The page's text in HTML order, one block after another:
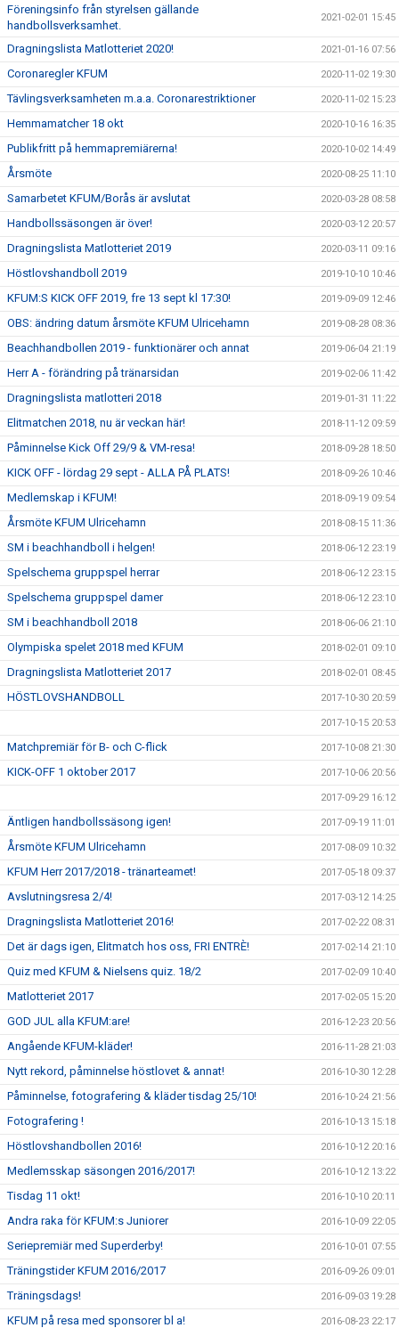
Föreningsinfo från styrelsen gällande
handbollsverksamhet.
2021-02-01 15:45
Dragningslista Matlotteriet 2020! 2021-01-16 07:56
Coronaregler KFUM 2020-11-02 19:30
Tävlingsverksamheten m.a.a. Coronarestriktioner 2020-11-02 15:23
Hemmamatcher 18 okt 2020-10-16 16:35
Publikfritt på hemmapremiärerna! 2020-10-02 14:49
Årsmöte 2020-08-25 11:10
Samarbetet KFUM/Borås är avslutat 2020-03-28 08:58
Handbollssäsongen är över! 2020-03-12 20:57
Dragningslista Matlotteriet 2019 2020-03-11 09:16
Höstlovshandboll 2019 2019-10-10 10:46
KFUM:S KICK OFF 2019, fre 13 sept kl 17:30! 2019-09-09 12:46
OBS: ändring datum årsmöte KFUM Ulricehamn 2019-08-28 08:36
Beachhandbollen 2019 - funktionärer och annat 2019-06-04 21:19
Herr A - förändring på tränarsidan 2019-02-06 11:42
Dragningslista matlotteri 2018 2019-01-31 11:22
Elitmatchen 2018, nu är veckan här! 2018-11-12 09:59
Påminnelse Kick Off 29/9 & VM-resa! 2018-09-28 18:50
KICK OFF - lördag 29 sept - ALLA PÅ PLATS! 2018-09-26 10:46
Medlemskap i KFUM! 2018-09-19 09:54
Årsmöte KFUM Ulricehamn 2018-08-15 11:36
SM i beachhandboll i helgen! 2018-06-12 23:19
Spelschema gruppspel herrar 2018-06-12 23:15
Spelschema gruppspel damer 2018-06-12 23:10
SM i beachhandboll 2018 2018-06-06 21:10
Olympiska spelet 2018 med KFUM 2018-02-01 09:10
Dragningslista Matlotteriet 2017 2018-02-01 08:45
HÖSTLOVSHANDBOLL 2017-10-30 20:59
2017-10-15 20:53
Matchpremiär för B- och C-flick 2017-10-08 21:30
KICK-OFF 1 oktober 2017 2017-10-06 20:56
2017-09-29 16:12
Äntligen handbollssäsong igen! 2017-09-19 11:01
Årsmöte KFUM Ulricehamn 2017-08-09 10:32
KFUM Herr 2017/2018 - tränarteamet! 2017-05-18 09:37
Avslutningsresa 2/4! 2017-03-12 14:25
Dragningslista Matlotteriet 2016! 2017-02-22 08:31
Det är dags igen, Elitmatch hos oss, FRI ENTRÈ! 2017-02-14 21:10
Quiz med KFUM & Nielsens quiz. 18/2 2017-02-09 10:40
Matlotteriet 2017 2017-02-05 15:20
GOD JUL alla KFUM:are! 2016-12-23 20:56
Angående KFUM-kläder! 2016-11-28 21:03
Nytt rekord, påminnelse höstlovet & annat! 2016-10-30 12:28
Påminnelse, fotografering & kläder tisdag 25/10! 2016-10-24 21:56
Fotografering ! 2016-10-13 15:18
Höstlovshandbollen 2016! 2016-10-12 20:16
Medlemsskap säsongen 2016/2017! 2016-10-12 13:22
Tisdag 11 okt! 2016-10-10 20:11
Andra raka för KFUM:s Juniorer 2016-10-09 22:05
Seriepremiär med Superderby! 2016-10-01 07:55
Träningstider KFUM 2016/2017 2016-09-26 09:01
Träningsdags! 2016-09-03 19:28
KFUM på resa med sponsorer bl a! 2016-08-23 22:17